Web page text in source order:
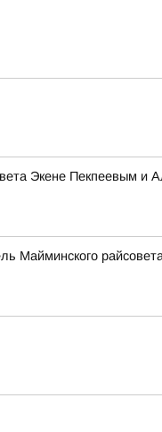
Экене Пекпеевым и
Майминского